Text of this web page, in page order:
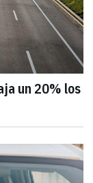
un 20% los